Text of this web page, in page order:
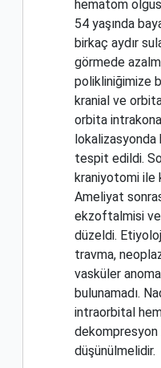
hematom
54 yaşında
birkaç aydır
görmede
polikliniğimize
kranial ve
orbita
tespit edildi.
kraniyotomi ile
Ameliyat
ekzoftalmisi
düzeldi.
travma,
vasküler
bulunamadı.
intraorbital
düşünülmelidir.